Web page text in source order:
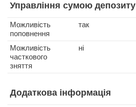
Управління сумою депозиту
Можливість
поповнення
так
Можливість
часткового
зняття
ні
Додаткова інформація